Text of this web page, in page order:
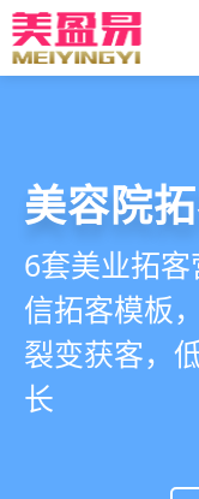
美业拓
美业全域引
案，一站式
锁、升难题
美容院
6套美业拓
信拓客模板
裂变获客，
长
美业私
从拉新、转
面俱到，赋
户、业绩
持续增长